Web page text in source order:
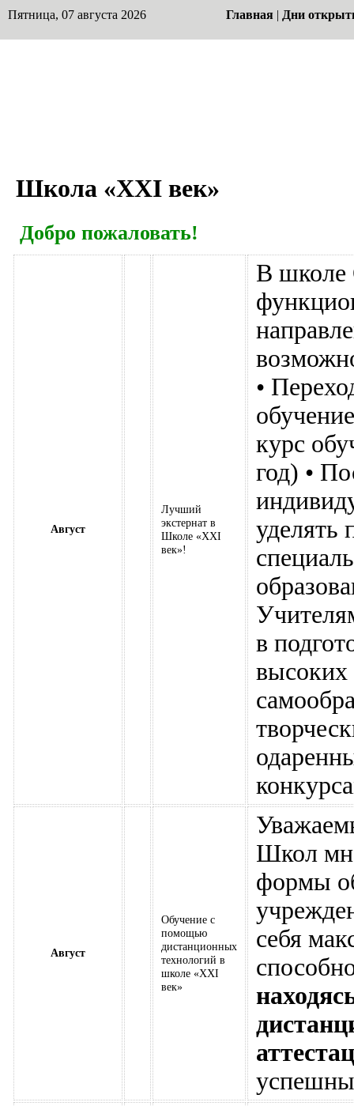
Пятница, 07 августа 2026 Главная | Дни
Школа «ХХI век»
Добро пожаловать!
Август
Лучший
экстернат в
Школе «ХХI
век»!
В
•
курс
год) •
уделять
в
высоких
Август
Обучение с
помощью
дистанционных
технологий в
школе «ХХI
век»
Школ
формы
себя